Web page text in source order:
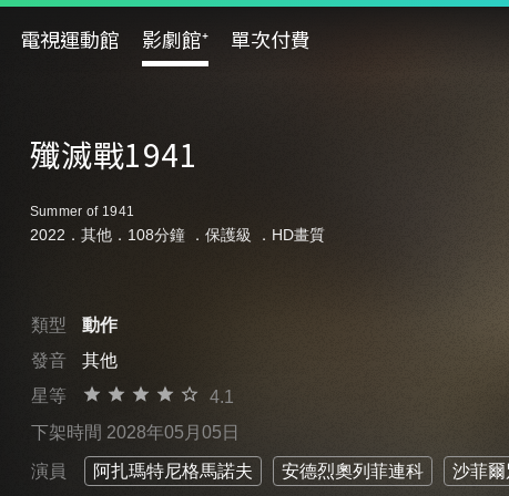
電視運動館 影劇館⁺ 單次付費
殲滅戰1941
Summer of 1941
2022．其他．108分鐘 ． 保護級 ．HD畫質
類型
動作
發音
其他
星等
4.1
下架時間 2028年05月05日
演員 阿扎瑪特尼格馬諾夫 安德烈奧列菲連科 沙菲